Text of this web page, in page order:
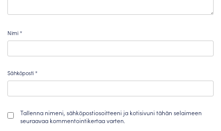
Nimi*
Sähköposti*
Tallenna nimeni, sähköpostiosoitteeni ja kotisivuni tähän selaimeen
seuraavaa kommentointikertaa varten.